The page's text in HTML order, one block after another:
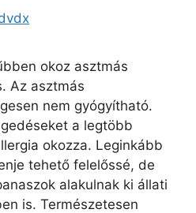
okoz asztmás
Az asztmás
nem gyógyítható.
a legtöbb
okozza. Leginkább
tehető felelőssé, de
alakulnak ki állati
is. Természetesen